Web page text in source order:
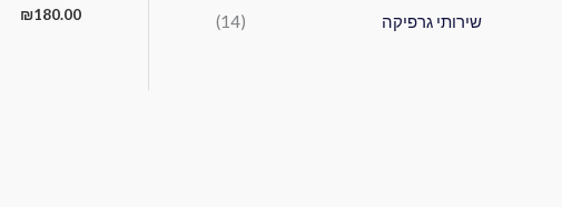
שירותי גרפיקה (14)
₪180.00